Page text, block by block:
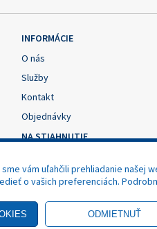
INFORMÁCIE
O nás
Služby
Kontakt
Objednávky
NA STIAHNUTIE
Odstúpenie od zmluvy
vám uľahčili prehliadanie našej
o vašich preferenciách.